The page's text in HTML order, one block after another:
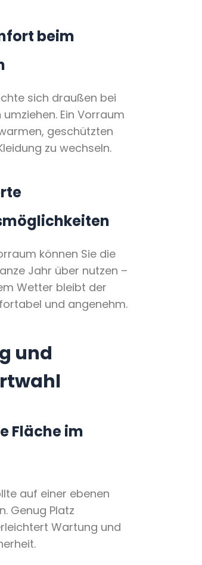
beim
sich draußen bei
Ein Vorraum
geschützten
zu wechseln.
können Sie die
Jahr über nutzen –
Wetter bleibt der
und angenehm.
und
Fläche im
auf einer ebenen
Genug Platz
Wartung und